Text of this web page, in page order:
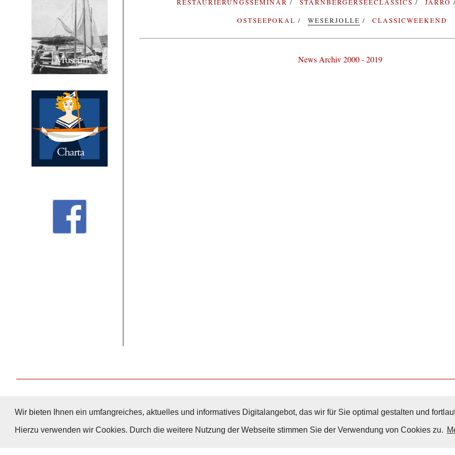
Wir bieten Ihnen ein umfangreiches, aktuelles und informatives Digitalangebot, das wir für Sie optimal gestalten und
Hierzu verwenden wir Cookies. Durch die weitere Nutzung der Webseite stimmen Sie der Verwendung von Cookies zu.
RESTAURIERUNGSSEMINAR
STARNBERGERSEECLASSICS JARRO
OSTSEEPOKAL
WESERJOLLE CLASSICWEEKEND
News Archiv 2000 - 2019
Nach Oben